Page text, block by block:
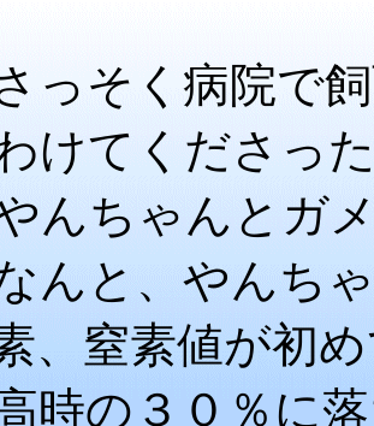
っそく病院で
けてくださっ
んちゃんとガ
んと、やんち
、窒素値が初
時の３０％に